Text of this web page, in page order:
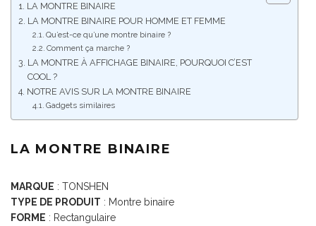
LA MONTRE BINAIRE
LA MONTRE BINAIRE POUR HOMME ET FEMME
Qu’est-ce qu’une montre binaire ?
Comment ça marche ?
LA MONTRE À AFFICHAGE BINAIRE, POURQUOI C’EST
COOL ?
NOTRE AVIS SUR LA MONTRE BINAIRE
Gadgets similaires
LA MONTRE BINAIRE
MARQUE : TONSHEN
TYPE DE PRODUIT : Montre binaire
FORME : Rectangulaire